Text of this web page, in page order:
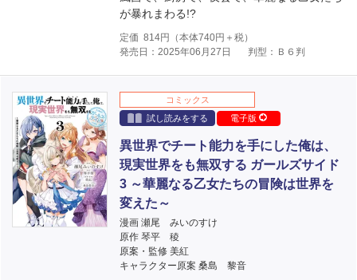
が暴れまわる!?
定価 814円（本体740円＋税）
発売日：2025年06月27日
判型：Ｂ６判
コミックス
試し読みをする
電子版
異世界でチート能力を手にした俺は、
現実世界をも無双する ガールズサイド
3 ～華麗なる乙女たちの冒険は世界を
変えた～
漫画 瀬尾 みいのすけ
原作 琴平 稜
原案・監修 美紅
キャラクター原案 桑島 黎音